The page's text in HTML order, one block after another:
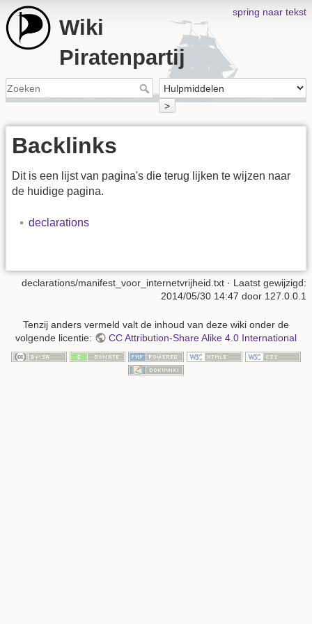
spring naar tekst
Wiki
Piratenpartij
>
Backlinks
Dit is een lijst van pagina's die terug lijken te wijzen naar
de huidige pagina.
declarations
declarations/manifest_voor_internetvrijheid.txt · Laatst gewijzigd:
2014/05/30 14:47 door 127.0.0.1
Tenzij anders vermeld valt de inhoud van deze wiki onder de
volgende licentie:
CC Attribution-Share Alike 4.0 International